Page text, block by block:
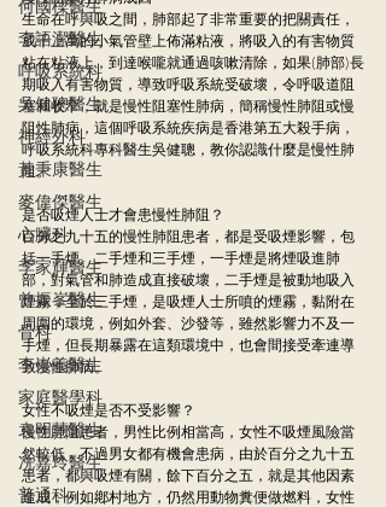
何國樑醫生
李語潔醫生
呼吸系統科
吳健聰醫生
神經外科
黃秉康醫生
麥偉傑醫生
心臟科
李家輝醫生
曾振峯醫生
骨科
李崇義醫生
家庭醫學科
袁明慧醫生
冼嘉玲醫生
普通科
生命在呼與吸之間，肺部起了非常重要的把關責任，
成千上萬的小氣管壁上佈滿粘液，將吸入的有害物質
粘在粘液上，到達喉嚨就通過咳嗽清除，如果(肺部)長
期吸入有害物質，導致呼吸系統受破壞，令呼吸道阻
塞和收窄，就是慢性阻塞性肺病，簡稱慢性肺阻或慢
阻性肺病，這個呼吸系統疾病是香港第五大殺手病，
呼吸系統科專科醫生吳健聰，教你認識什麼是慢性肺
阻。
是否吸煙人士才會患慢性肺阻？
百分之九十五的慢性肺阻患者，都是受吸煙影響，包
括一手煙、二手煙和三手煙，一手煙是將煙吸進肺
部，對氣管和肺造成直接破壞，二手煙是被動地吸入
煙霧，至於三手煙，是吸煙人士所噴的煙霧，黏附在
周圍的環境，例如外套、沙發等，雖然影響力不及一
手煙，但長期暴露在這類環境中，也會間接受牽連導
致慢性肺病。
女性不吸煙是否不受影響？
慢性肺阻患者，男性比例相當高，女性不吸煙風險當
然較低，不過男女都有機會患病，由於百分之九十五
患者，都與吸煙有關，餘下百分之五，就是其他因素
造成，例如鄕村地方，仍然用動物糞便做燃料，女性